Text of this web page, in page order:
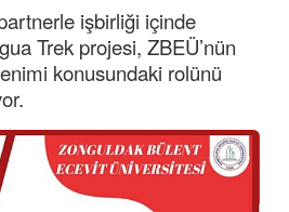
işbirliği içinde
Trek projesi, ZBEÜ’nün
konusundaki rolünü